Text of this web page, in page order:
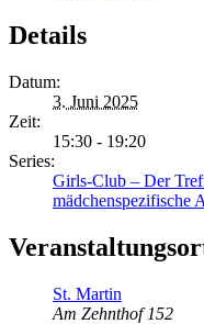
Details
Datum:
3. Juni 2025
Zeit:
15:30 - 19:20
Series:
Girls-Club – Der
mädchenspezifische
St. Martin
Am Zehnthof 152